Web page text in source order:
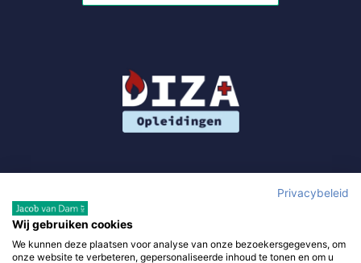
Gebruik van deze site, als onderdeel van DIZA Opleidingen,
Privacybeleid
Wij gebruiken cookies
We kunnen deze plaatsen voor analyse van onze bezoekersgegevens, om
onze website te verbeteren, gepersonaliseerde inhoud te tonen en om u